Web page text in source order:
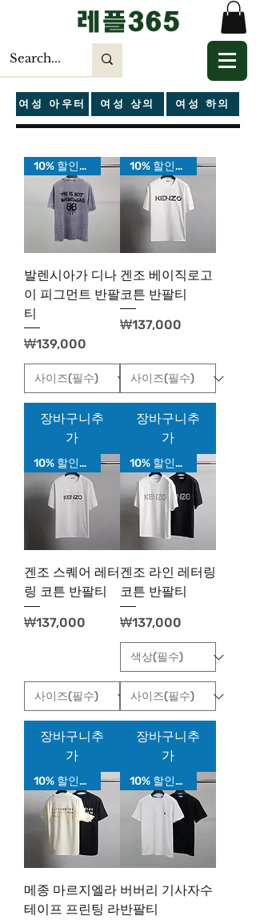
​레플365
여성 아우터 여성 상의 여성 하의
10% 할인가!
발렌시아가 디나
이 피그먼트 반팔
티
가격
₩139,000
장바구니추
가
10% 할인가!
겐조 베이직로고
코튼 반팔티
가격
₩137,000
장바구니추
가
10% 할인가!
겐조 스퀘어 레터
링 코튼 반팔티
가격
₩137,000
장바구니추
가
10% 할인가!
겐조 라인 레터링
코튼 반팔티
가격
₩137,000
장바구니추
가
10% 할인가!
메종 마르지엘라
테이프 프린팅 라
10% 할인가!
버버리 기사자수
반팔티